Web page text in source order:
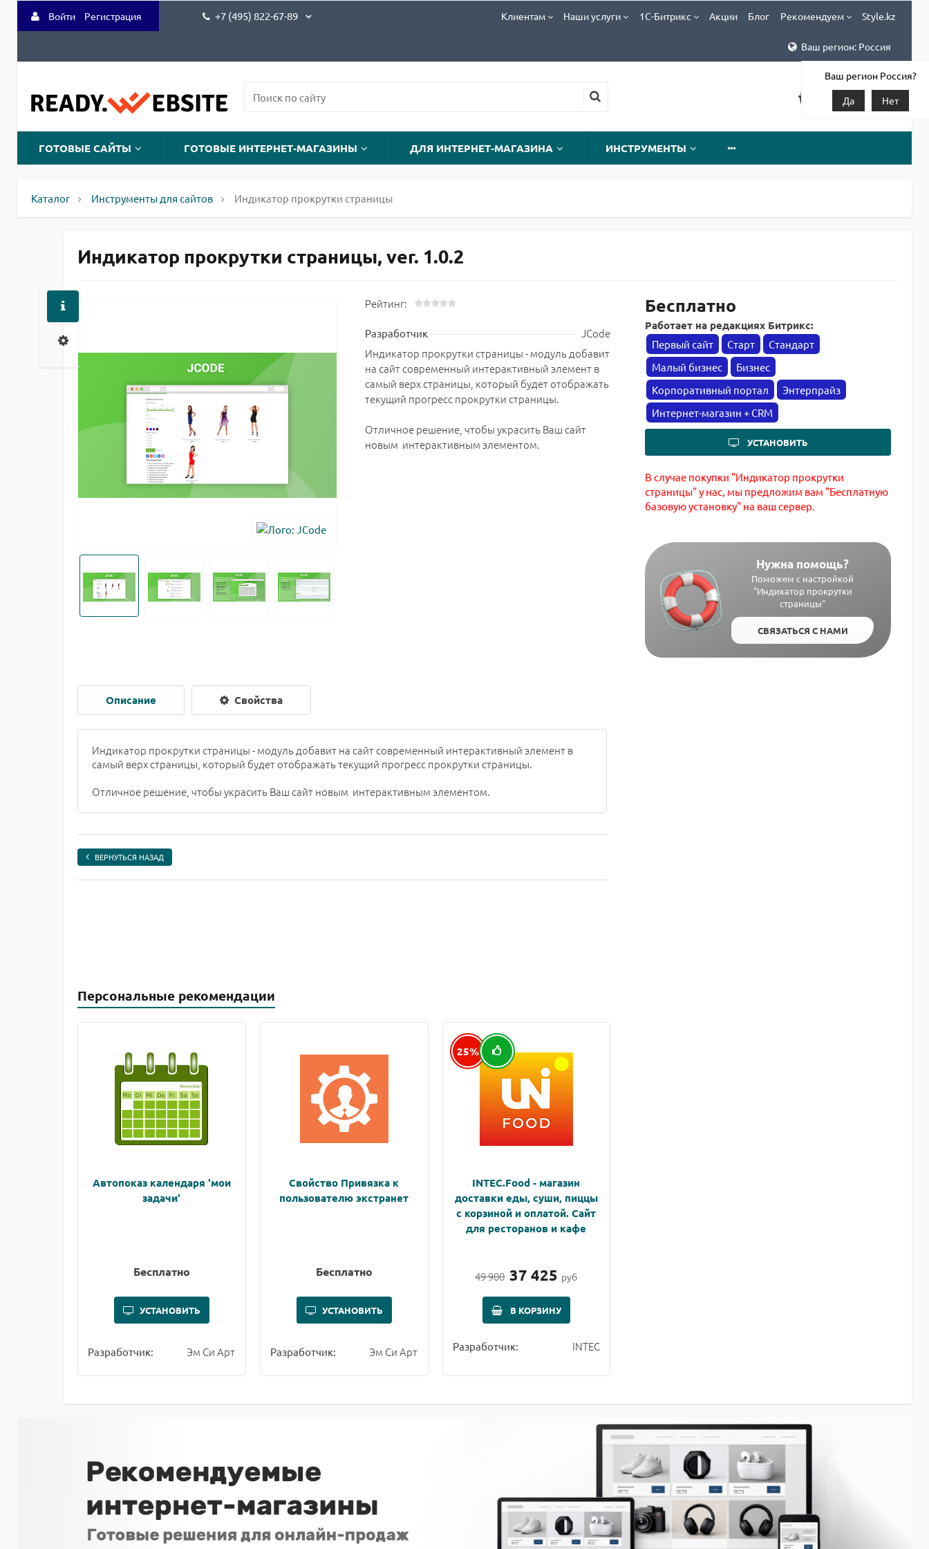
Войти Регистрация +7 (495) 822-67-89 Клиентам Наши услуги 1С-Битрикс Акции Блог Рекомендуем Style.kz
Ваш регион: Россия
Ваш регион Россия?
Да
Нет
ГОТОВЫЕ САЙТЫ ГОТОВЫЕ ИНТЕРНЕТ-МАГАЗИНЫ ДЛЯ ИНТЕРНЕТ-МАГАЗИНА ИНСТРУМЕНТЫ
Каталог Инструменты для сайтов Индикатор прокрутки страницы
Индикатор прокрутки страницы, ver. 1.0.2
Рейтинг:
Разработчик
JCode
Индикатор прокрутки страницы - модуль добавит
на сайт современный интерактивный элемент в
самый верх страницы, который будет отображать
текущий прогресс прокрутки страницы.
Отличное решение, чтобы украсить Ваш сайт
новым интерактивным элементом.
Бесплатно
Работает на редакциях Битрикс:
Первый сайт Старт
Стандарт
Малый бизнес
Бизнес
Корпоративный портал
Энтерпрайз
Интернет-магазин + CRM
УСТАНОВИТЬ
В случае покупки "Индикатор прокрутки
страницы" у нас, мы предложим вам "Бесплатную
базовую установку" на ваш сервер.
Нужна помощь?
Поможем с настройкой
"Индикатор прокрутки
страницы"
СВЯЗАТЬСЯ С НАМИ
Описание Свойства
Индикатор прокрутки страницы - модуль добавит на сайт современный интерактивный элемент в
самый верх страницы, который будет отображать текущий прогресс прокрутки страницы.
Отличное решение, чтобы украсить Ваш сайт новым интерактивным элементом.
ВЕРНУТЬСЯ НАЗАД
Персональные рекомендации
Автопоказ календаря 'мои
задачи'
Бесплатно
УСТАНОВИТЬ
Разработчик: Эм Си Арт
Свойство Привязка к
пользователю экстранет
Бесплатно
УСТАНОВИТЬ
Разработчик: Эм Си Арт
25%
INTEC.Food - магазин
доставки еды, суши, пиццы
с корзиной и оплатой. Сайт
для ресторанов и кафе
49 900 37 425 руб
В КОРЗИНУ
Разработчик: INTEC